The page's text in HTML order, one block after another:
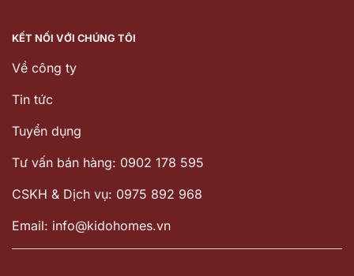
KẾT NỐI VỚI CHÚNG TÔI
Về công ty
Tin tức
Tuyển dụng
Tư vấn bán hàng: 0902 178 595
CSKH & Dịch vụ: 0975 892 968
Email: info@kidohomes.vn